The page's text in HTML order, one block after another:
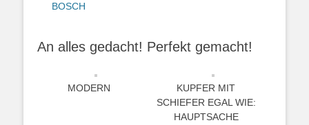
BOSCH
An alles gedacht! Perfekt gemacht!
MODERN
KUPFER MIT
SCHIEFER EGAL WIE:
HAUPTSACHE